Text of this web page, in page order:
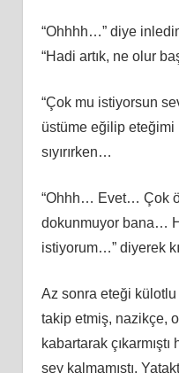
“Ohhhh…” diye
“Hadi artık, ne olur
“Çok mu istiyorsun
üstüme eğilip eteğimi
sıyırırken…
“Ohhh… Evet… Çok
dokunmuyor bana…
istiyorum…” diyerek
Az sonra eteği külotlu
takip etmiş, nazikçe,
kabartarak
şey kalmamıştı.